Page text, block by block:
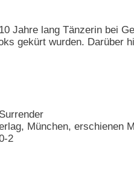
Jahre lang Tänzerin bei
gekürt wurden. Darüber
München, erschienen
2